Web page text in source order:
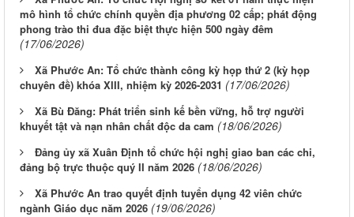
mô hình tổ chức chính quyền địa phương 02 cấp; phát động
phong trào thi đua đặc biệt thực hiện 500 ngày đêm
(17/06/2026)
Xã Phước An: Tổ chức thành công kỳ họp thứ 2 (kỳ họp
chuyên đề) khóa XIII, nhiệm kỳ 2026-2031 (17/06/2026)
Xã Bù Đăng: Phát triển sinh kế bền vững, hỗ trợ người
khuyết tật và nạn nhân chất độc da cam (18/06/2026)
Đảng ủy xã Xuân Định tổ chức hội nghị giao ban các chi,
đảng bộ trực thuộc quý II năm 2026 (18/06/2026)
Xã Phước An trao quyết định tuyển dụng 42 viên chức
ngành Giáo dục năm 2026 (19/06/2026)